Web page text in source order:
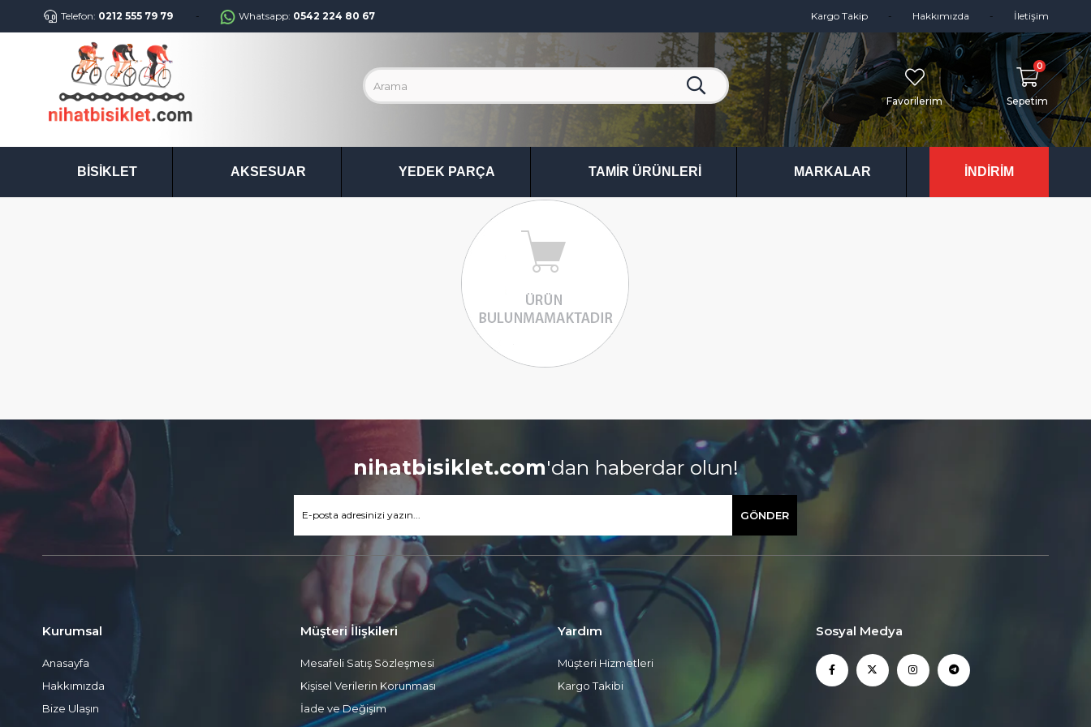
Telefon: 0212 555 79 79 Whatsapp: 0542 224 80 67 Kargo Takip Hakkımızda İletişim
Sepetim
0
Favorilerim
BISIKLET AKSESUAR YEDEK PARÇA TAMIR ÜRÜNLERI MARKALAR İNDİRİM
nihatbisiklet.com'dan haberdar olun!
GÖNDER
Kurumsal
Anasayfa
Hakkımızda
Bize Ulaşın
Müşteri İlişkileri
Mesafeli Satış Sözleşmesi
Kişisel Verilerin Korunması
İade ve Değişim
Yardım
Müşteri Hizmetleri
Kargo Takibi
Sosyal Medya